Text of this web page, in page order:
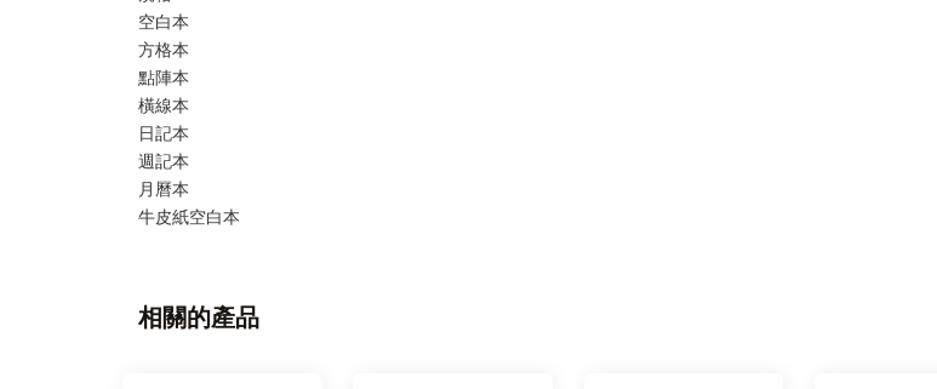
空白本
方格本
點陣本
橫線本
日記本
週記本
月曆本
牛皮紙空白本
相關的產品